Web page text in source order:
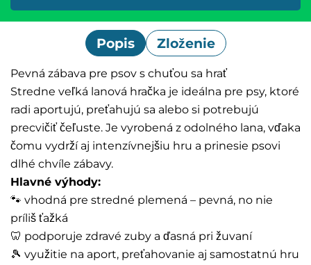
Popis Zloženie
Pevná zábava pre psov s chuťou sa hrať
Stredne veľká lanová hračka je ideálna pre psy, ktoré
radi aportujú, preťahujú sa alebo si potrebujú
precvičiť čeľuste. Je vyrobená z odolného lana, vďaka
čomu vydrží aj intenzívnejšiu hru a prinesie psovi
dlhé chvíle zábavy.
Hlavné výhody:
🐾 vhodná pre stredné plemená – pevná, no nie
príliš ťažká
🦷 podporuje zdravé zuby a ďasná pri žuvaní
🎾 využitie na aport, preťahovanie aj samostatnú hru